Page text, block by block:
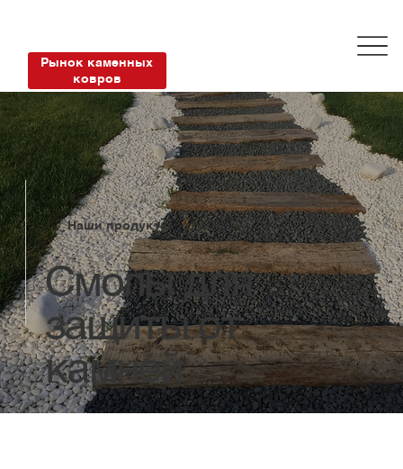
Рынок каменных
ковров
Наши продукты
Смолы для
защиты от
камней